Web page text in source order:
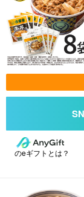
のeギフトとは？